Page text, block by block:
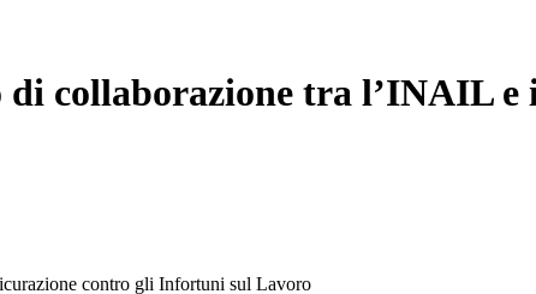
collaborazione tra l’INAIL
contro gli Infortuni sul Lavoro